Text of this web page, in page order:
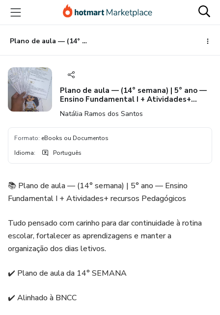
para
conteúdo
principal
para
pagamento
para
rodapé
Plano de aula — (14° semana) | 5° ano — Ensino Fundamental I + Atividades+ recursos Pedagógicos
Plano de aula — (14° semana) | 5° ano —
Ensino Fundamental I + Atividades+
recursos Pedagógicos
Natália Ramos dos Santos
Formato: eBooks ou Documentos
Idioma: Português
📚 Plano de aula — (14° semana) | 5° ano — Ensino
Fundamental I + Atividades+ recursos Pedagógicos
Tudo pensado com carinho para dar continuidade à rotina
escolar, fortalecer as aprendizagens e manter a
organização dos dias letivos.
✔️ Plano de aula da 14° SEMANA
✔️ Alinhado à BNCC